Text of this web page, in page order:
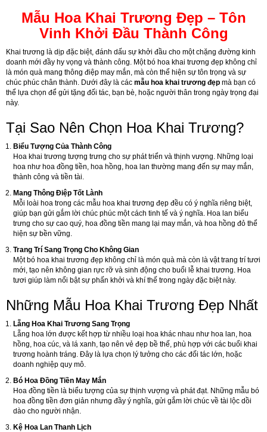
Mẫu Hoa Khai Trương Đẹp – Tôn
Vinh Khởi Đầu Thành Công
Khai trương là dịp đặc biệt, đánh dấu sự khởi đầu cho một chặng đường kinh
doanh mới đầy hy vọng và thành công. Một bó hoa khai trương đẹp không chỉ
là món quà mang thông điệp may mắn, mà còn thể hiện sự tôn trọng và sự
chúc phúc chân thành. Dưới đây là các mẫu hoa khai trương đẹp mà bạn có
thể lựa chọn để gửi tặng đối tác, bạn bè, hoặc người thân trong ngày trọng đại
này.
Tại Sao Nên Chọn Hoa Khai Trương?
Biểu Tượng Của Thành Công
Hoa khai trương tượng trưng cho sự phát triển và thịnh vượng. Những loại
hoa như hoa đồng tiền, hoa hồng, hoa lan thường mang đến sự may mắn,
thành công và tiền tài.
Mang Thông Điệp Tốt Lành
Mỗi loài hoa trong các mẫu hoa khai trương đẹp đều có ý nghĩa riêng biệt,
giúp bạn gửi gắm lời chúc phúc một cách tinh tế và ý nghĩa. Hoa lan biểu
trưng cho sự cao quý, hoa đồng tiền mang lại may mắn, và hoa hồng đỏ thể
hiện sự bền vững.
Trang Trí Sang Trọng Cho Không Gian
Một bó hoa khai trương đẹp không chỉ là món quà mà còn là vật trang trí tươi
mới, tạo nên không gian rực rỡ và sinh động cho buổi lễ khai trương. Hoa
tươi giúp làm nổi bật sự phấn khởi và khí thế trong ngày đặc biệt này.
Những Mẫu Hoa Khai Trương Đẹp Nhất
Lẵng Hoa Khai Trương Sang Trọng
Lẵng hoa lớn được kết hợp từ nhiều loại hoa khác nhau như hoa lan, hoa
hồng, hoa cúc, và lá xanh, tạo nên vẻ đẹp bề thế, phù hợp với các buổi khai
trương hoành tráng. Đây là lựa chọn lý tưởng cho các đối tác lớn, hoặc
doanh nghiệp quy mô.
Bó Hoa Đồng Tiền May Mắn
Hoa đồng tiền là biểu tượng của sự thịnh vượng và phát đạt. Những mẫu bó
hoa đồng tiền đơn giản nhưng đầy ý nghĩa, gửi gắm lời chúc về tài lộc dồi
dào cho người nhận.
Kệ Hoa Lan Thanh Lịch